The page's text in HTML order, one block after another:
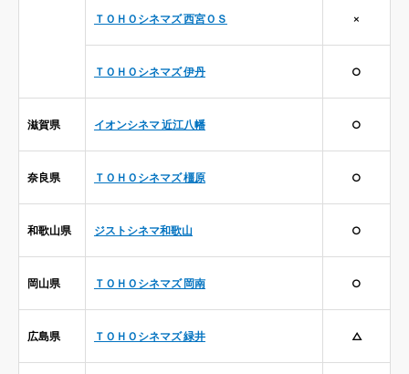
ＴＯＨＯシネマズ 西宮ＯＳ ×
ＴＯＨＯシネマズ 伊丹 ○
滋賀県 イオンシネマ 近江八幡 ○
奈良県 ＴＯＨＯシネマズ 橿原 ○
和歌山県 ジストシネマ和歌山 ○
岡山県 ＴＯＨＯシネマズ 岡南 ○
広島県 ＴＯＨＯシネマズ 緑井 △